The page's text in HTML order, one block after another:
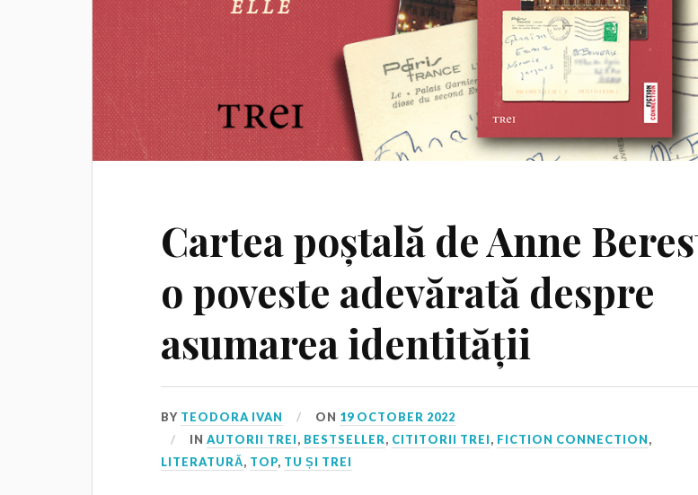
Cartea poștală de Anne
o poveste adevărată despre
asumarea identității
BY TEODORA IVAN ON 19 OCTOBER 2022
INAUTORII TREI, BESTSELLER, CITITORII TREI, FICTION CONNECTION,
LITERATURĂ, TOP, TU ȘI TREI